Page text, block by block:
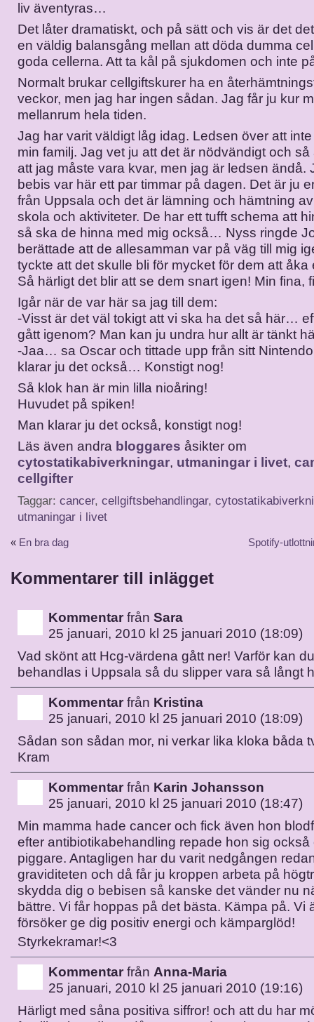
liv äventyras…
Det låter dramatiskt, och på sätt och vis är det
en väldig balansgång mellan att döda dumma
goda cellerna. Att ta kål på sjukdomen och inte
Normalt brukar cellgiftskurer ha en
veckor, men jag har ingen sådan. Jag får ju kur
mellanrum hela tiden.
Jag har varit väldigt låg idag. Ledsen över att
min familj. Jag vet ju att det är nödvändigt och så
att jag måste vara kvar, men jag är ledsen ändå.
bebis var här ett par timmar på dagen. Det är ju
från Uppsala och det är lämning och hämtning
skola och aktiviteter. De har ett tufft schema att
så ska de hinna med mig också… Nyss ringde
berättade att de allesamman var på väg till mig
tyckte att det skulle bli för mycket för dem att
Så härligt det blir att se dem snart igen! Min fina,
Igår när de var här sa jag till dem:
-Visst är det väl tokigt att vi ska ha det så här…
gått igenom? Man kan ju undra hur allt är tänkt
-Jaa… sa Oscar och tittade upp från sitt
klarar ju det också… Konstigt nog!
Så klok han är min lilla nioåring!
Huvudet på spiken!
Man klarar ju det också, konstigt nog!
Läs även andra bloggares åsikter om
cytostatikabiverkningar, utmaningar i livet,
cellgifter
Taggar: cancer, cellgiftsbehandlingar,
utmaningar i livet
« En bra dag Spotify-
Kommentarer till inlägget
Kommentar från Sara
25 januari, 2010 kl 25 januari 2010 (18:09)
Vad skönt att Hcg-värdena gått ner! Varför kan
behandlas i Uppsala så du slipper vara så långt
Kommentar från Kristina
25 januari, 2010 kl 25 januari 2010 (18:09)
Sådan son sådan mor, ni verkar lika kloka båda
Kram
Kommentar från Karin Johansson
25 januari, 2010 kl 25 januari 2010 (18:47)
Min mamma hade cancer och fick även hon
efter antibiotikabehandling repade hon sig också
piggare. Antagligen har du varit nedgången
graviditeten och då får ju kroppen arbeta på
skydda dig o bebisen så kanske det vänder nu
bättre. Vi får hoppas på det bästa. Kämpa på. Vi
försöker ge dig positiv energi och kämparglöd!
Styrkekramar!<3
Kommentar från Anna-Maria
25 januari, 2010 kl 25 januari 2010 (19:16)
Härligt med såna positiva siffror! och att du har